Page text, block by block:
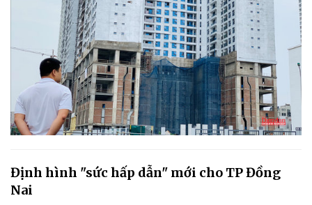
Định hình "sức hấp dẫn" mới cho TP Đồng
Nai